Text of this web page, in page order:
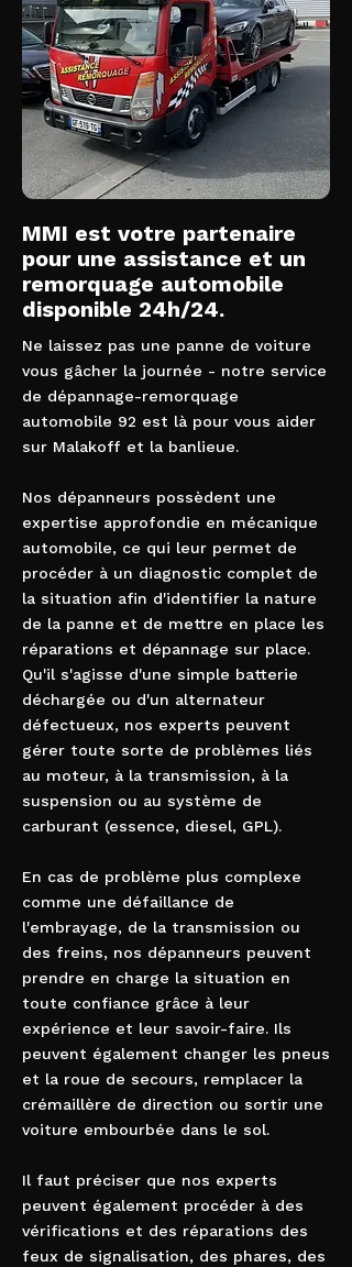
MMI est votre partenaire
pour une assistance et un
remorquage automobile
disponible 24h/24.
Ne laissez pas une panne de voiture
vous gâcher la journée - notre service
de dépannage-remorquage
automobile 92 est là pour vous aider
sur Malakoff et la banlieue.
Nos dépanneurs possèdent une
expertise approfondie en mécanique
automobile, ce qui leur permet de
procéder à un diagnostic complet de
la situation afin d'identifier la nature
de la panne et de mettre en place les
réparations et dépannage sur place.
Qu'il s'agisse d'une simple batterie
déchargée ou d'un alternateur
défectueux, nos experts peuvent
gérer toute sorte de problèmes liés
au moteur, à la transmission, à la
suspension ou au système de
carburant (essence, diesel, GPL).
En cas de problème plus complexe
comme une défaillance de
l'embrayage, de la transmission ou
des freins, nos dépanneurs peuvent
prendre en charge la situation en
toute confiance grâce à leur
expérience et leur savoir-faire. Ils
peuvent également changer les pneus
et la roue de secours, remplacer la
crémaillère de direction ou sortir une
voiture embourbée dans le sol.
Il faut préciser que nos experts
peuvent également procéder à des
vérifications et des réparations des
feux de signalisation, des phares, des